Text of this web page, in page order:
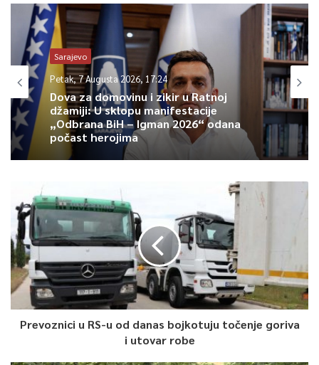
je oko 10.000 KM.
Pored poziva na broj 17042, pomoći možete i donacijama na
web platformi wwwPOMOZIBAorg i putem računa Udruženja.
0
Article Rating
Sarajevo
Petak, 7 Augusta 2026, 17:24
Dova za domovinu i zikir u Ratnoj
džamiji: U sklopu manifestacije
„Odbrana BiH – Igman 2026“ odana
počast herojima
Prevoznici u RS-u od danas bojkotuju točenje goriva
i utovar robe